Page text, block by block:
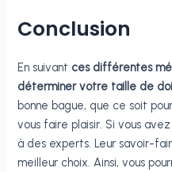
Conclusion
En suivant ces différentes
déterminer votre taille de
bonne bague, que ce soit
vous faire plaisir. Si vous
à des experts. Leur savoir-
meilleur choix. Ainsi, vous